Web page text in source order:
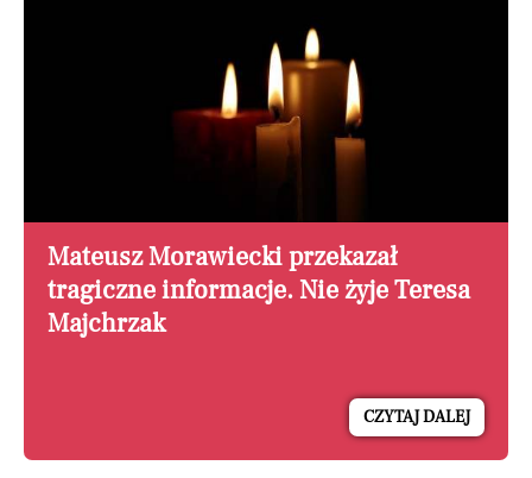
Mateusz Morawiecki przekazał
tragiczne informacje. Nie żyje Teresa
Majchrzak
CZYTAJ DALEJ